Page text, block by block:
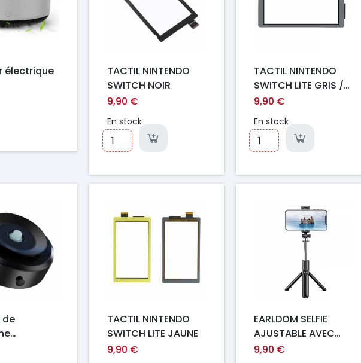
électrique
TACTIL NINTENDO
SWITCH NOIR
9,90 €
En stock
TACTIL NINTENDO
SWITCH LITE GRIS /
BLANC
9,90 €
En stock
de
Prix
TACTIL NINTENDO
SWITCH LITE JAUNE
9,90 €
EARLDOM SELFIE
AJUSTABLE AVEC
TREPIED NOIR
9,90 €